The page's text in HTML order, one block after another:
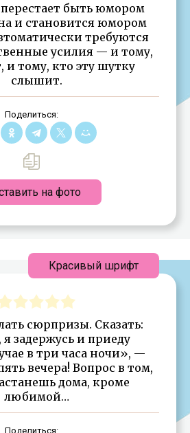
быть юмором
и становится юмором
требуются
усилия — и тому,
и тому, кто эту шутку
слышит.
Поделиться:
на фото
сюрпризы. Сказать:
я задержусь и приеду
в три часа ночи», —
вечера! Вопрос в том,
дома, кроме
любимой…
Поделиться:
Красивый шрифт